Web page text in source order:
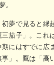
。
夢で見ると縁
茄子」。これ
にはすでに広
事」。鷹は「高